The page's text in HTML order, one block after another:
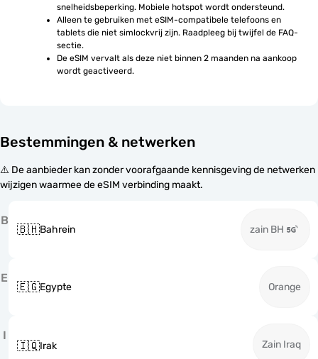
snelheidsbeperking. Mobiele hotspot wordt ondersteund.
Alleen te gebruiken met eSIM-compatibele telefoons en
tablets die niet simlockvrij zijn. Raadpleeg bij twijfel de FAQ-
sectie.
De eSIM vervalt als deze niet binnen 2 maanden na aankoop
wordt geactiveerd.
Bestemmingen & netwerken
⚠️ De aanbieder kan zonder voorafgaande kennisgeving de netwerken
wijzigen waarmee de eSIM verbinding maakt.
B
🇧🇭Bahrein zain BH
E
🇪🇬Egypte Orange
I
🇮🇶Irak Zain Iraq